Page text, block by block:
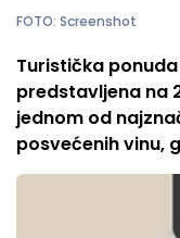
FOTO: Screenshot
Turistička
predstavljena na
jednom od
posvećenih vinu,